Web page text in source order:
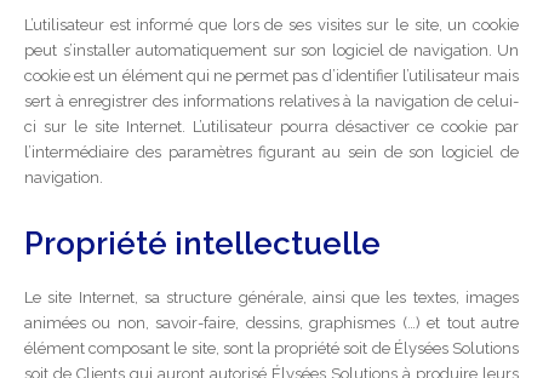
L’utilisateur est informé que lors de ses visites sur le site, un cookie
peut s’installer automatiquement sur son logiciel de navigation. Un
cookie est un élément qui ne permet pas d’identifier l’utilisateur mais
sert à enregistrer des informations relatives à la navigation de celui-
ci sur le site Internet. L’utilisateur pourra désactiver ce cookie par
l’intermédiaire des paramètres figurant au sein de son logiciel de
navigation.
Propriété intellectuelle
Le site Internet, sa structure générale, ainsi que les textes, images
animées ou non, savoir-faire, dessins, graphismes (…) et tout autre
élément composant le site, sont la propriété soit de Élysées Solutions
soit de Clients qui auront autorisé Élysées Solutions à produire leurs